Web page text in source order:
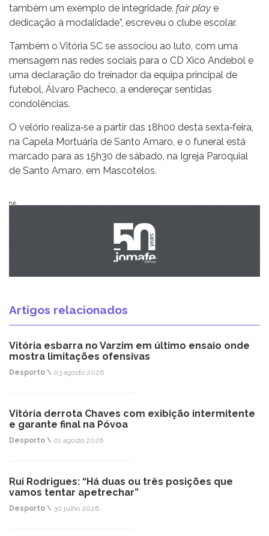
também um exemplo de integridade, fair play e
dedicação à modalidade”, escreveu o clube escolar.
Também o Vitória SC se associou ao luto, com uma
mensagem nas redes sociais para o CD Xico Andebol e
uma declaração do treinador da equipa principal de
futebol, Álvaro Pacheco, a endereçar sentidas
condolências.
O velório realiza‐se a partir das 18h00 desta sexta‐feira,
na Capela Mortuária de Santo Amaro, e o funeral está
marcado para as 15h30 de sábado, na Igreja Paroquial
de Santo Amaro, em Mascotelos.
Pub
Artigos relacionados
Vitória esbarra no Varzim em último ensaio onde
mostra limitações ofensivas
Desporto \ 03 agosto 2026
Vitória derrota Chaves com exibição intermitente
e garante final na Póvoa
Desporto \ 01 agosto 2026
Rui Rodrigues: “Há duas ou três posições que
vamos tentar apetrechar”
Desporto \ 30 julho 2026